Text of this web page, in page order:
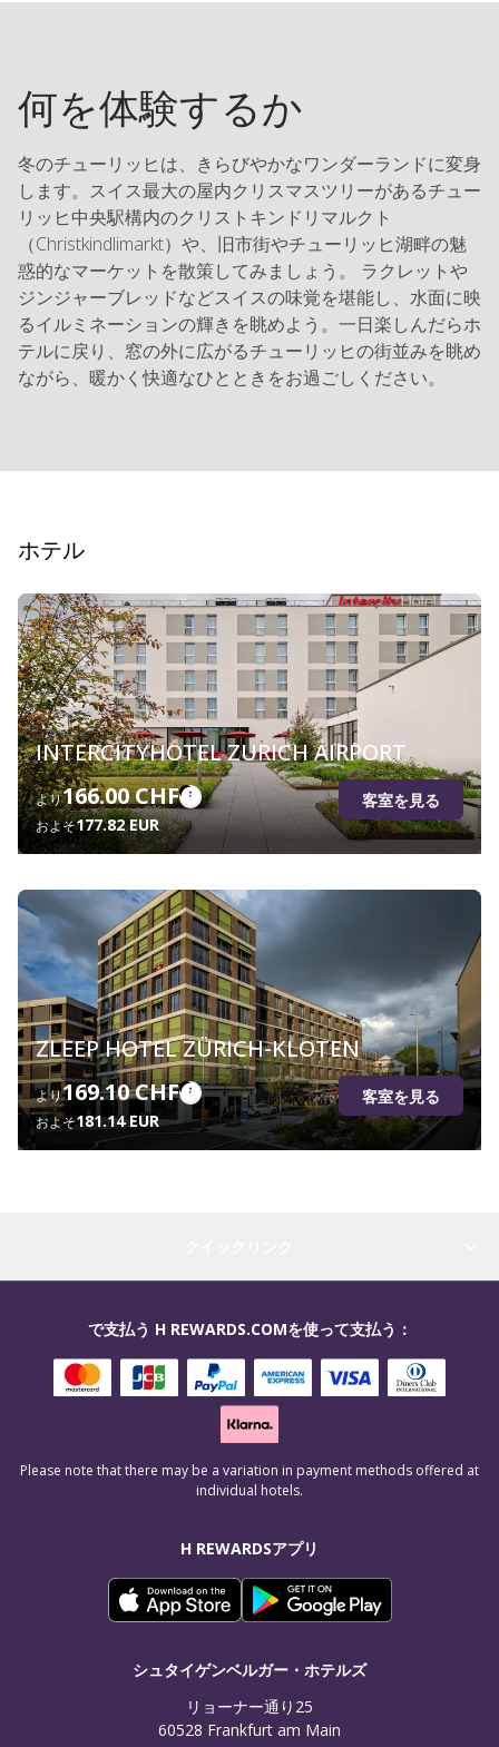
何を体験するか
冬のチューリッヒは、きらびやかなワンダーランドに変身
します。スイス最大の屋内クリスマスツリーがあるチュー
リッヒ中央駅構内のクリストキンドリマルクト
（Christkindlimarkt）や、旧市街やチューリッヒ湖畔の魅
惑的なマーケットを散策してみましょう。 ラクレットや
ジンジャーブレッドなどスイスの味覚を堪能し、水面に映
るイルミネーションの輝きを眺めよう。一日楽しんだらホ
テルに戻り、窓の外に広がるチューリッヒの街並みを眺め
ながら、暖かく快適なひとときをお過ごしください。
ホテル
INTERCITYHOTEL ZURICH AIRPORT
より166.00 CHF
およそ177.82 EUR
客室を見る
ZLEEP HOTEL ZÜRICH-KLOTEN
より169.10 CHF
およそ181.14 EUR
客室を見る
H REWARDSアプリ
シュタイゲンベルガー・ホテルズ
リョーナー通り25
60528 Frankfurt am Main
で支払う H REWARDS.COMを使って支払う：
Please note that there may be a variation in payment methods offered at
individual hotels.